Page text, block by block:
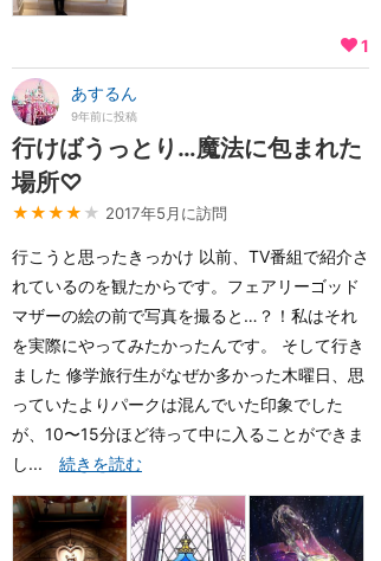
1
あするん
9年前に投稿
行けばうっとり…魔法に包まれた
場所♡
★★★★ ★ 2017年5月に訪問
行こうと思ったきっかけ 以前、TV番組で紹介さ
れているのを観たからです。フェアリーゴッド
マザーの絵の前で写真を撮ると…？！私はそれ
を実際にやってみたかったんです。 そして行き
ました 修学旅行生がなぜか多かった木曜日、思
っていたよりパークは混んでいた印象でした
が、10〜15分ほど待って中に入ることができま
し... 続きを読む